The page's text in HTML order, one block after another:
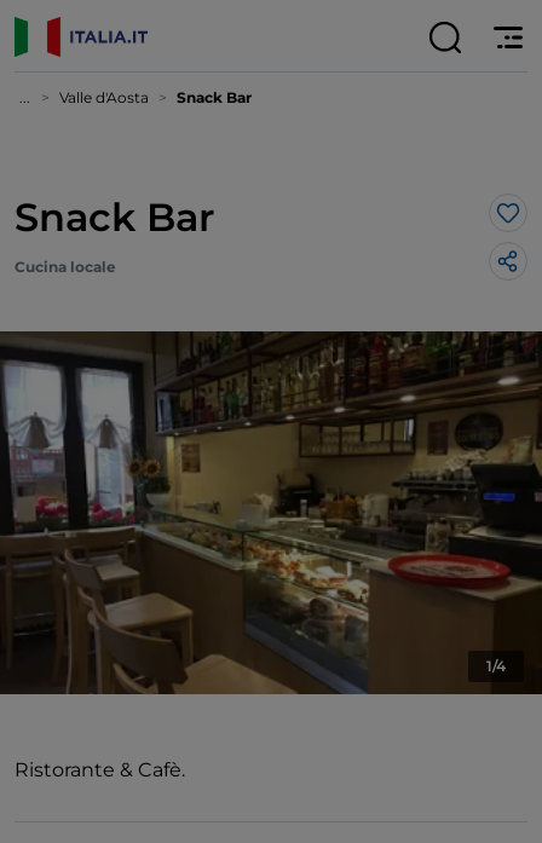
... Valle d'Aosta Snack Bar
Snack Bar
Cucina locale
1/4
Ristorante & Cafè.